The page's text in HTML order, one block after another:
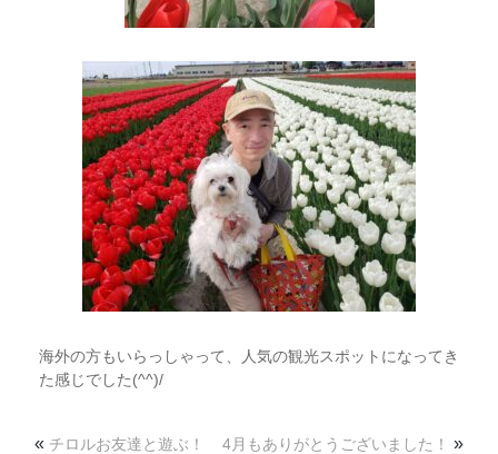
海外の方もいらっしゃって、人気の観光スポットになってき
た感じでした(^^)/
« チロルお友達と遊ぶ！ 4月もありがとうございました！ »